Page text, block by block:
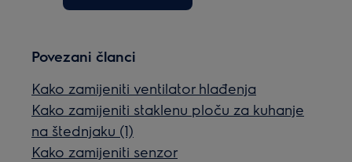
Povezani članci
Kako zamijeniti ventilator hlađenja
Kako zamijeniti staklenu ploču za kuhanje
na štednjaku (1)
Kako zamijeniti senzor